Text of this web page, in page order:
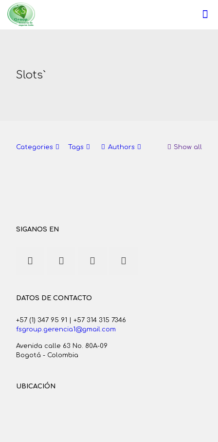
Slots`
Categories Tags Authors Show all
SIGANOS EN
DATOS DE CONTACTO
+57 (1) 347 95 91
+57 314 315 7346
fsgroup.gerencia1@gmail.com
Avenida calle 63 No. 80A-09
Bogotá - Colombia
UBICACIÓN